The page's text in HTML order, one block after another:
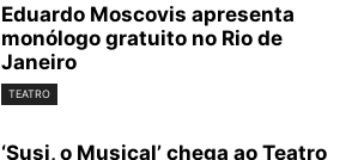
Eduardo Moscovis apresenta
monólogo gratuito no Rio de
Janeiro
TEATRO
‘Susi, o Musical’ chega ao Teatro